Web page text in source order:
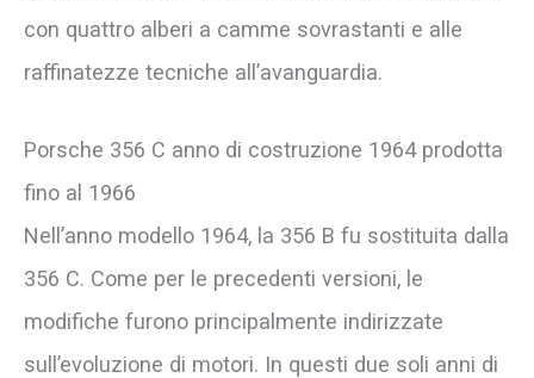
con quattro alberi a camme sovrastanti e alle
raffinatezze tecniche all’avanguardia.
Porsche 356 C anno di costruzione 1964 prodotta
fino al 1966
Nell’anno modello 1964, la 356 B fu sostituita dalla
356 C. Come per le precedenti versioni, le
modifiche furono principalmente indirizzate
sull’evoluzione di motori. In questi due soli anni di